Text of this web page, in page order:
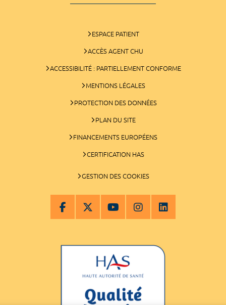
ESPACE PATIENT
ACCÈS AGENT CHU
ACCESSIBILITÉ : PARTIELLEMENT CONFORME
MENTIONS LÉGALES
PROTECTION DES DONNÉES
PLAN DU SITE
FINANCEMENTS EUROPÉENS
CERTIFICATION HAS
GESTION DES COOKIES